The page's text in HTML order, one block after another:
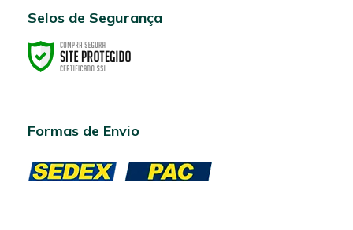
Selos de Segurança
Formas de Envio